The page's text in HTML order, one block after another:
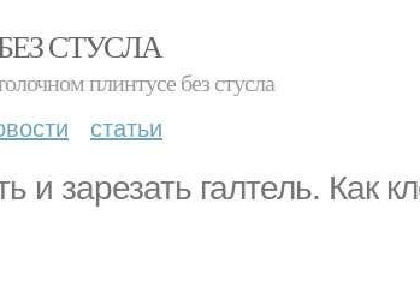
СТУСЛА
плинтусе без стусла
статьи
и зарезать галтель. Как